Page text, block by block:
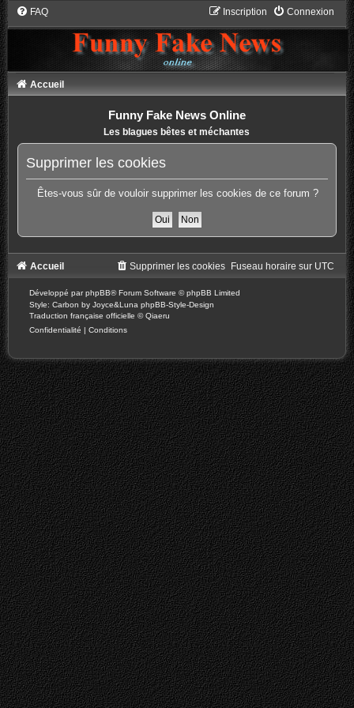
FAQ Connexion
Inscription
Accueil
Funny Fake News Online
Les blagues bêtes et méchantes
Supprimer les cookies
Êtes-vous sûr de vouloir supprimer les cookies de ce forum ?
Accueil Fuseau horaire sur UTC
Supprimer les cookies
Développé parphpBB® Forum Software © phpBB Limited
Style: Carbon by Joyce&Luna phpBB-Style-Design
Traduction française officielle ©Qiaeru
Confidentialité | Conditions